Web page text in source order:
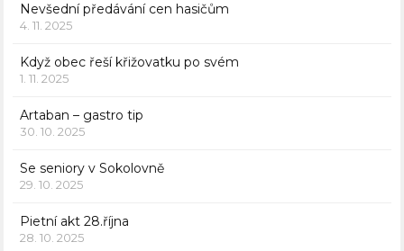
Nevšední předávání cen hasičům
4. 11. 2025
Když obec řeší křižovatku po svém
1. 11. 2025
Artaban – gastro tip
30. 10. 2025
Se seniory v Sokolovně
29. 10. 2025
Pietní akt 28.října
28. 10. 2025